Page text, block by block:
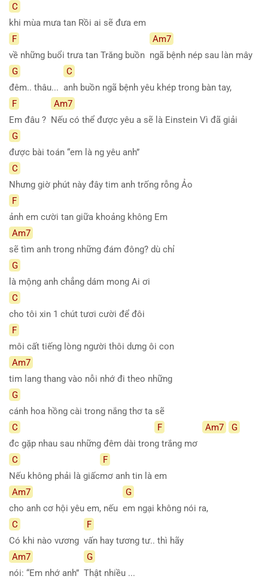
C
khi mùa mưa tan Rồi ai sẽ đưa em
F
về những buổi trưa tan Trăng buồn
Am7
ngã bệnh nép sau làn mây
G
đêm.. thâu...
C
anh buồn ngã bệnh yêu khép trong bàn tay,
F
Em đâu ?
Am7
Nếu có thể được yêu a sẽ là Einstein Vì đã giải
G
được bài toán “em là ng yêu anh”
C
Nhưng giờ phút này đây tim anh trống rỗng Ảo
F
ảnh em cười tan giữa khoảng không Em
Am7
sẽ tìm anh trong những đám đông? dù chỉ
G
là mộng anh chẳng dám mong Ai ơi
C
cho tôi xin 1 chút tươi cười để đôi
F
môi cất tiếng lòng người thôi dưng ôi con
Am7
tim lang thang vào nỗi nhớ đi theo những
G
cánh hoa hồng cài trong nắng thơ ta sẽ
C
đc gặp nhau sau những đêm dài tron
F
g trắng mơ
Am7 G
C
Nếu không phải là giấc
F
mơ anh tin là em
Am7
cho anh cơ hội yêu em, nếu
G
em ngại không nói ra,
C
Có khi nào vương
F
vấn hay tương tư.. thì hãy
Am7
nói: “Em nhớ anh”
G
Thật nhiều ...